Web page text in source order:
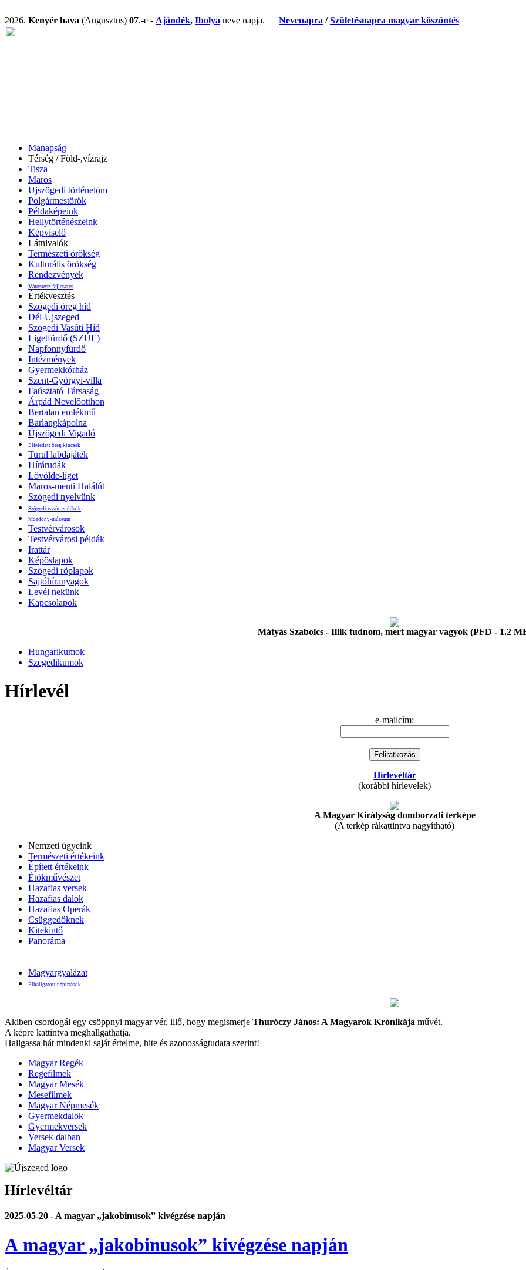
2026. Kenyér hava (Augusztus) 07.-e - Ajándék, Ibolya neve napja. Nevenapra /Születésnapra magyar köszöntés
Manapság
Térség / Föld-,vízrajz
Tisza
Maros
Ujszögedi történelöm
Polgármestörök
Példaképeink
Hellytörténészeink
Képviselő
Látnivalók
Természeti örökség
Kulturális örökség
Rendezvények
Városrész fejlesztés
Értékvesztés
Szögedi öreg híd
Dél-Újszeged
Szögedi Vasúti Híd
Ligetfürdő (SZÚE)
Napfonnyfürdő
Intézmények
Gyermekkórház
Szent-Györgyi-villa
Faúsztató Társaság
Árpád Nevelőotthon
Bertalan emlékmű
Barlangkápolna
Újszögedi Vigadó
Elfeledett öreg kincsek
Turul labdajáték
Hírárudák
Lövölde-liget
Maros-menti Halálút
Szögedi nyelvünk
Szögedi vasút-emlékök
Mozdony-múzeum
Testvérvárosok
Testvérvárosi példák
Irattár
Képöslapok
Szögedi röplapok
Sajtóhíranyagok
Levél nekünk
Kapcsolapok
Mátyás Szabolcs - Illik tudnom, mert magyar vagyok (PFD - 1.2
Hungarikumok
Szegedikumok
Hírlevél
e-mailcím:
Hírlevéltár
(korábbi hírlevelek)
A Magyar Királyság domborzati terképe
(A terkép rákattintva nagyítható)
Nemzeti ügyeink
Természeti értékeink
Épített értékeink
Étökművészet
Hazafias versek
Hazafias dalok
Hazafias Operák
Csüggedőknek
Kitekintő
Panoráma
Magyargyalázat
Elhallgatott népírtások
Akiben csordogál egy csöppnyi magyar vér, illő, hogy megismerje Thuróczy János: A Magyarok Krónikája művét.
A képre kattintva meghallgathatja.
Hallgassa hát mindenki saját értelme, hite és azonosságtudata szerint!
Magyar Regék
Regefilmek
Magyar Mesék
Mesefilmek
Magyar Népmesék
Gyermekdalok
Gyermekversek
Versek dalban
Magyar Versek
Hírlevéltár
2025-05-20 - A magyar „jakobinusok” kivégzése napján
A magyar „jakobinusok” kivégzése napján